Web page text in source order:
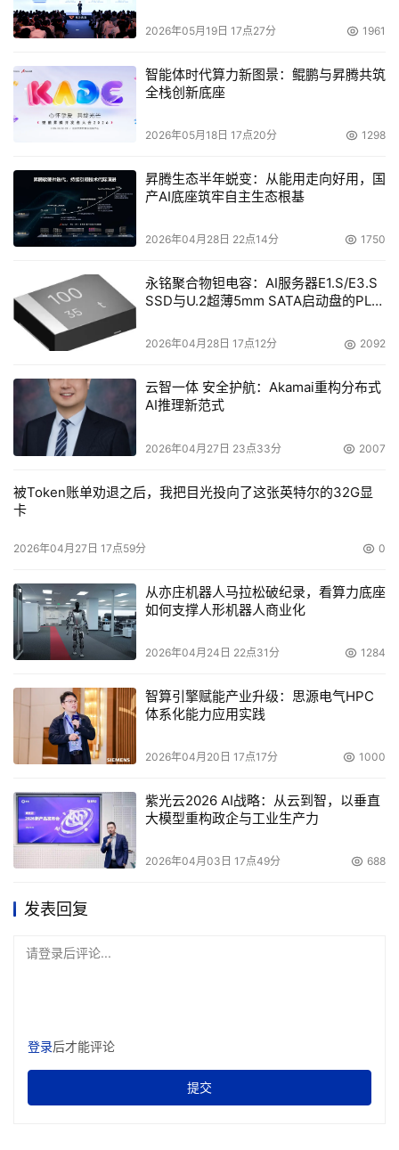
为了提高运行效率，而是为了提高资源使用效率，如网络访
问等。
可以说，IBM和Sun在单线程和多线程上的分歧，将2007年
的小型机市场带入了两种不同的领域。一边，IBM在高可靠
性、安全性、高性能市场风光无限；另一边，Sun凭借多线
年一举扭亏为盈。同时，也再次证明了，在现阶段，不管是
多线程还是单线程，都有其一定的用户需求。只不过，与多
核心和高主频这一对矛盾不同的是，IBM和Sun在对待多线
前不久，记者采访Bradley时，他在强调IBM旨在为业界提
供"最突出的单线程性能"产品的同时，也指出随着软件技术
的发展和相关应用的需求，IBM也会在保持均衡性的同时，
最新资料时也发现，Sun的Rock处理器在注重多线程优势的
同时，也反过来强调要提升单线程的性能，实现单线程和多
线程应用程序的优化。
这说明，单线程和多线程并不都是绝对的，只有取长补短，
完善自身性能，才能满足不同层次用户的需求，整个产业也
才能健康发展。
RISC还是安腾？
11月，英特尔发布双核安腾9100 系列处理器平台，英特尔
通过此次产品的发布，再次向竞争对手吹响了进攻的号角，
为安腾最直接的竞争目标就是Power系列处理器。
并且，英特尔凭借高端企业计算市场生力军的角色，从各各
个领域向对手IBM发动了猛攻，而IBM也不甘示弱，积极应
对。为了拉大和安腾的距离，Power6采用了65纳米的制造
工艺，而英特尔安腾2处理器9000系列（Montecito）和最
新的9100系列依旧采用90纳米制造工艺。但是，IBM这种
优势随着不久之后英特尔安腾2 Tukwila的推出将会丧失。
具有超线程（HT）技术、大型片上高速缓存、集成的内存
控制器以及全新高速互连，在性能上要比当前的双核英特尔
micro-architecture），侧重于在可靠性、灵活性和可扩充
性上的优化提升。更引人注目的是，Poulson将采用英特尔
先进的32纳米制造工艺生产。从安腾的路线图不难看出，
2026年05月19日 17点27分 1961
智能体时代算力新图景：鲲鹏与昇腾共筑
全栈创新底座
2026年05月18日 17点20分 1298
昇腾生态半年蜕变：从能用走向好用，国
产AI底座筑牢自主生态根基
2026年04月28日 22点14分 1750
永铭聚合物钽电容：AI服务器E1.S/E3.S
SSD与U.2超薄5mm SATA启动盘的PLP
2026年04月28日 17点12分 2092
云智一体 安全护航：Akamai重构分布式
AI推理新范式
2026年04月27日 23点33分 2007
被Token账单劝退之后，我把目光投向了这张英特尔的32G显
卡
2026年04月27日 17点59分 0
从亦庄机器人马拉松破纪录，看算力底座
如何支撑人形机器人商业化
2026年04月24日 22点31分 1284
智算引擎赋能产业升级：思源电气HPC
体系化能力应用实践
2026年04月20日 17点17分 1000
紫光云2026 AI战略：从云到智，以垂直
大模型重构政企与工业生产力
2026年04月03日 17点49分 688
发表回复
请登录后评论...
登录后才能评论
提交